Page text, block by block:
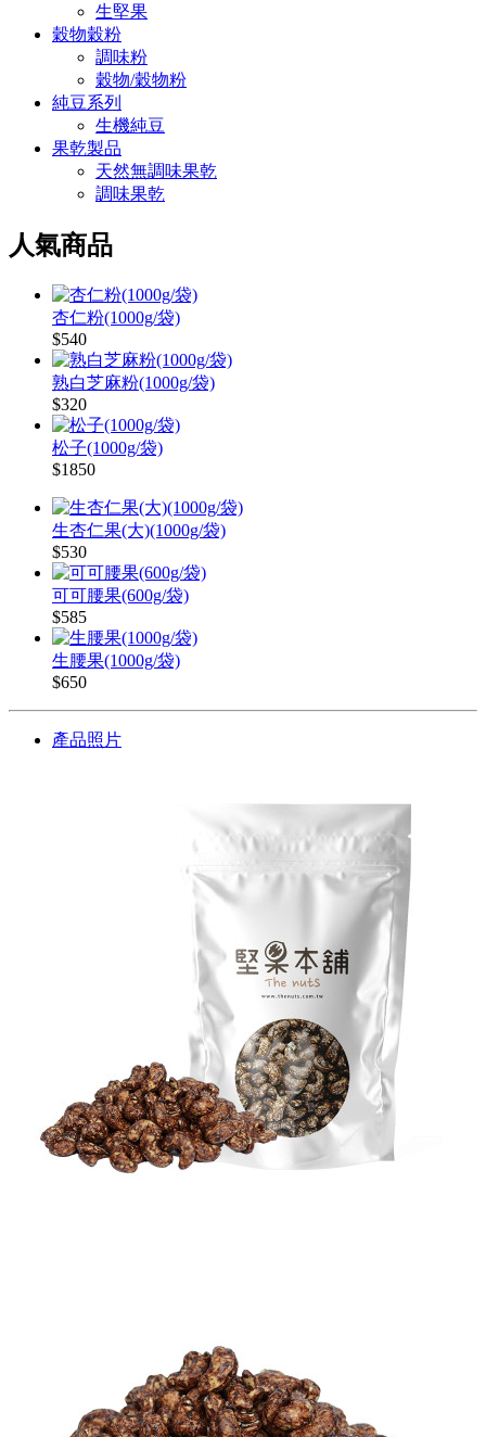
生堅果
穀物穀粉
調味粉
穀物/穀物粉
純豆系列
生機純豆
果乾製品
天然無調味果乾
調味果乾
人氣商品
杏仁粉(1000g/袋)
$540
熟白芝麻粉(1000g/袋)
$320
松子(1000g/袋)
$1850
生杏仁果(大)(1000g/袋)
$530
可可腰果(600g/袋)
$585
生腰果(1000g/袋)
$650
產品照片